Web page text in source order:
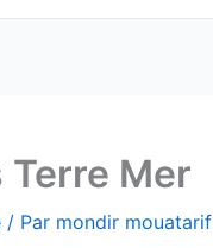
Mer
/ Par mondir mouatarif